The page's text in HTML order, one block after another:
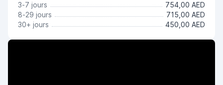
3-7 jours
754,00 AED
8-29 jours
715,00 AED
30+ jours
450,00 AED